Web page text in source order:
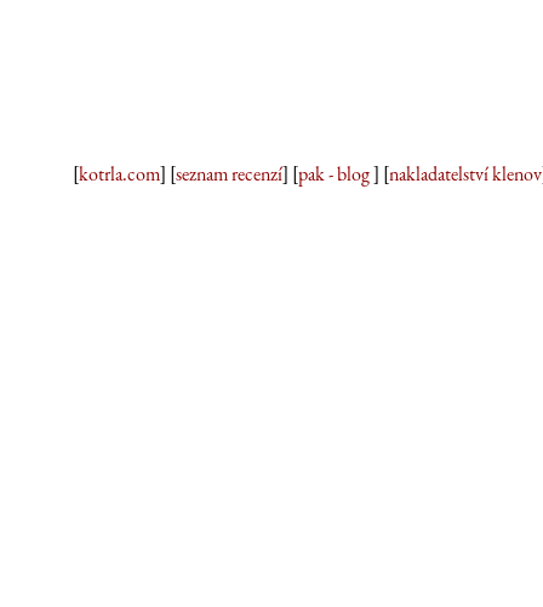
[kotrla.com] [seznam recenzí] [pak - blog] [nakladatelství klenov